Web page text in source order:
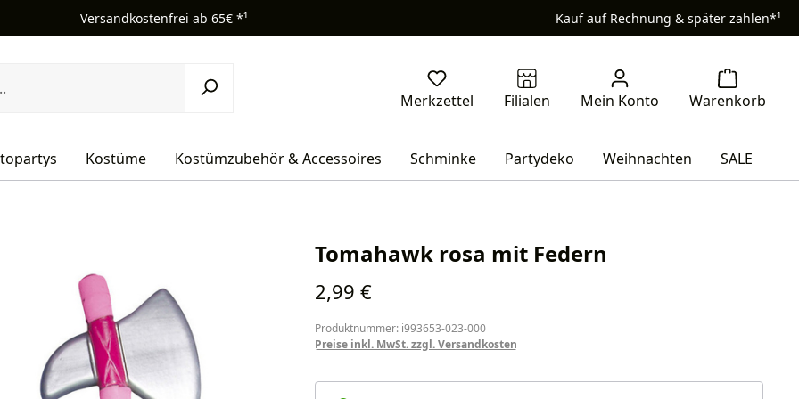
Versandkostenfrei ab 65€ *¹ Kauf auf Rechnung & später zahlen*¹
Kostüme Kostümzubehör & Accessoires Schminke Partydeko Weihnachten SALE
Tomahawk rosa mit Federn
Regulärer Preis:
2,99 €
Produktnummer: i993653-023-000
Preise inkl. MwSt. zzgl. Versandkosten